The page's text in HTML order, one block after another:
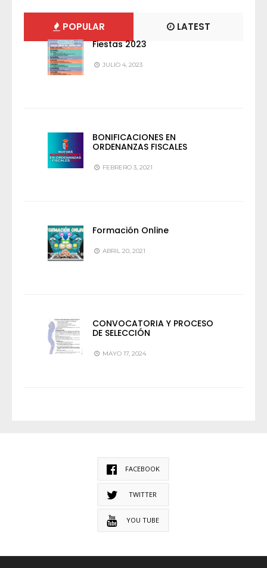
POPULAR LATEST
Fiestas 2023
JULIO 4, 2023
BONIFICACIONES EN
ORDENANZAS FISCALES
FEBRERO 3, 2021
Formación Online
ABRIL 20, 2021
CONVOCATORIA Y PROCESO
DE SELECCIÓN
MAYO 17, 2024
FACEBOOK
TWITTER
YOU TUBE